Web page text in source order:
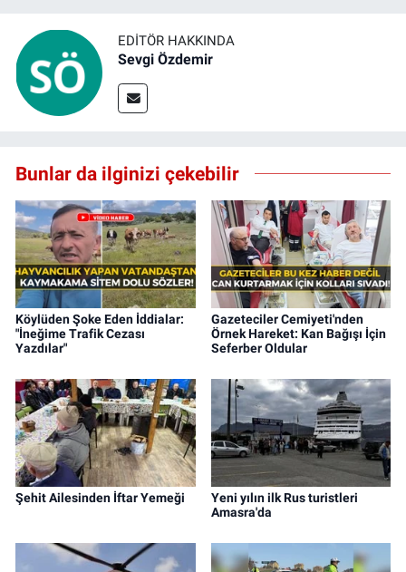
EDITÖR HAKKINDA
Sevgi Özdemir
Bunlar da ilginizi çekebilir
Köylüden Şoke Eden İddialar:
"İneğime Trafik Cezası
Yazdılar"
Gazeteciler Cemiyeti'nden
Örnek Hareket: Kan Bağışı İçin
Seferber Oldular
Şehit Ailesinden İftar Yemeği
Yeni yılın ilk Rus turistleri
Amasra'da